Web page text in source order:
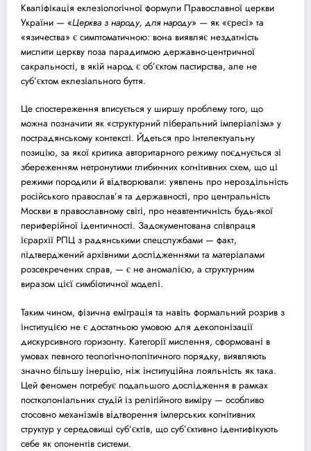
Кваліфікація еклезіологічної формули Православної церкви
України — «Церква з народу, для народу» — як «єресі» та
«язичества» є симптоматичною: вона виявляє нездатність
мислити церкву поза парадигмою державно-центричної
сакральності, в якій народ є об’єктом пастирства, але не
суб’єктом еклезіального буття.
Це спостереження вписується у ширшу проблему того, що
можна позначити як «структурний ліберальний імперіалізм» у
пострадянському контексті. Йдеться про інтелектуальну
позицію, за якої критика авторитарного режиму поєднується зі
збереженням нетронутими глибинних когнітивних схем, що ці
режими породили й відтворювали: уявлень про нероздільність
російського православ’я та державності, про центральність
Москви в православному світі, про неавтентичність будь-якої
периферійної ідентичності. Задокументована співпраця
ієрархії РПЦ з радянськими спецслужбами — факт,
підтверджений архівними дослідженнями та матеріалами
розсекречених справ, — є не аномалією, а структурним
виразом цієї симбіотичної моделі.
Таким чином, фізична еміграція та навіть формальний розрив з
інституцією не є достатньою умовою для деколонізації
дискурсивного горизонту. Категорії мислення, сформовані в
умовах певного теологічно-політичного порядку, виявляють
значно більшу інерцію, ніж інституційна лояльність як така.
Цей феномен потребує подальшого дослідження в рамках
постколоніальних студій із релігійного виміру — особливо
стосовно механізмів відтворення імперських когнітивних
структур у середовищі суб’єктів, що суб’єктивно ідентифікують
себе як опонентів системи.